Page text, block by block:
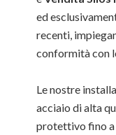
ed
recenti,
conformità con
Le nostre
acciaio di alta
protettivo fino a